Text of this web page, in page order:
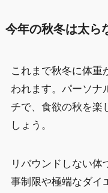
今年の秋冬は太ら
これまで秋冬に体重
われます。パーソナ
チで、食欲の秋を楽
しょう。
リバウンドしない体
事制限や極端なダイ